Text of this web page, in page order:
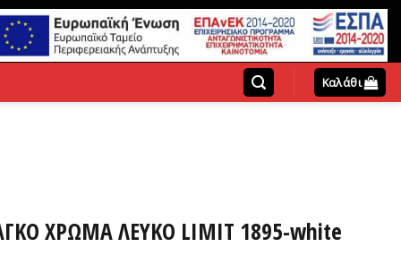
Καλάθι
ΧΡΩΜΑ ΛΕΥΚΟ LIMIT 1895-white